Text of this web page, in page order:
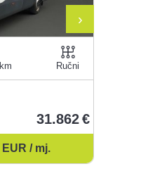
Ručni
31.862
EUR / mj.
›